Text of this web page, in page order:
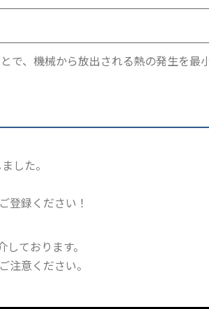
、機械から放出される熱の発生を最
した。
登録ください！
ております。
意ください。